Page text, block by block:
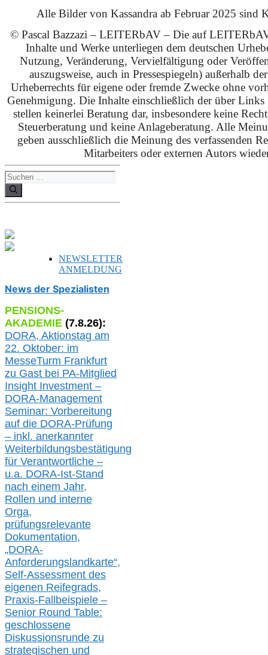
Alle Bilder von Kassandra ab Februar 2025 sind
© Pascal Bazzazi – LEITERbAV – Die auf
Inhalte und Werke unterliegen dem deutschen
Nutzung, Veränderung, Vervielfältigung oder
auszugsweise, auch in Pressespiegeln) außerhalb
Urheberrechts für eigene oder fremde Zwecke ohne
Genehmigung. Die Inhalte einschließlich der über Links
stellen keinerlei Beratung dar, insbesondere keine
Steuerberatung und keine Anlageberatung. Alle
geben ausschließlich die Meinung des verfassenden
Mitarbeiters oder externen Autors
Suchen
nach:
NEWSLETTER
ANMELDUNG
News der Spezialisten
PENSIONS-
AKADEMIE (7.8.26):
DORA, Aktionstag am
22. Oktober: im
MesseTurm Frankfurt
zu Gast bei PA-Mitglied
Insight Investment –
DORA-Management
Seminar: Vorbereitung
auf die DORA-Prüfung
– inkl. anerkannter
Weiterbildungsbestätigung
für Verantwortliche –
u.a. DORA-Ist-Stand
nach einem Jahr,
Rollen und interne
Orga,
prüfungsrelevante
Dokumentation,
„DORA-
Anforderungslandkarte“,
Self-Assessment des
eigenen Reifegrads,
Praxis-Fallbeispiele –
Senior Round Table:
geschlossene
Diskussionsrunde zu
strategischen und